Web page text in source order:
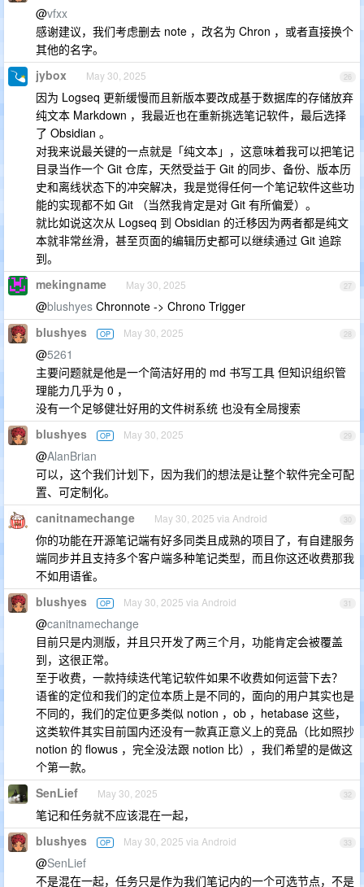
@vfxx
感谢建议，我们考虑删去 note ，改名为 Chron ，或者直接换个
其他的名字。
26
jybox May 30, 2025
因为 Logseq 更新缓慢而且新版本要改成基于数据库的存储放弃
纯文本 Markdown ，我最近也在重新挑选笔记软件，最后选择
了 Obsidian 。
对我来说最关键的一点就是「纯文本」，这意味着我可以把笔记
目录当作一个 Git 仓库，天然受益于 Git 的同步、备份、版本历
史和离线状态下的冲突解决，我是觉得任何一个笔记软件这些功
能的实现都不如 Git （当然我肯定是对 Git 有所偏爱）。
就比如说这次从 Logseq 到 Obsidian 的迁移因为两者都是纯文
本就非常丝滑，甚至页面的编辑历史都可以继续通过 Git 追踪
到。
27
mekingname May 30, 2025
@blushyes Chronnote -> Chrono Trigger
28
blushyes OP May 30, 2025
@5261
主要问题就是他是一个简洁好用的 md 书写工具 但知识组织管
理能力几乎为 0 ，
没有一个足够健壮好用的文件树系统 也没有全局搜索
29
blushyes OP May 30, 2025
@AlanBrian
可以，这个我们计划下，因为我们的想法是让整个软件完全可配
置、可定制化。
30
canitnamechange May 30, 2025 via Android
你的功能在开源笔记端有好多同类且成熟的项目了，有自建服务
端同步并且支持多个客户端多种笔记类型，而且你这还收费那我
不如用语雀。
31
blushyes OP May 30, 2025 via Android
@canitnamechange
目前只是内测版，并且只开发了两三个月，功能肯定会被覆盖
到，这很正常。
至于收费，一款持续迭代笔记软件如果不收费如何运营下去？
语雀的定位和我们的定位本质上是不同的，面向的用户其实也是
不同的，我们的定位更多类似 notion ，ob ，hetabase 这些，
这类软件其实目前国内还没有一款真正意义上的竞品（比如照抄
notion 的 flowus ，完全没法跟 notion 比），我们希望的是做这
个第一款。
32
SenLief May 30, 2025
笔记和任务就不应该混在一起，
33
blushyes OP May 30, 2025 via Android
@SenLief
不是混在一起，任务只是作为我们笔记内的一个可选节点，不是